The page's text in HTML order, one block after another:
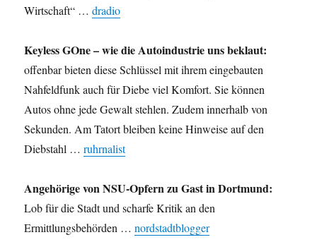
Wirtschaft“ …dradio
Keyless GOne – wie die Autoindustrie uns beklaut:
offenbar bieten diese Schlüssel mit ihrem eingebauten
Nahfeldfunk auch für Diebe viel Komfort. Sie können
Autos ohne jede Gewalt stehlen. Zudem innerhalb von
Sekunden. Am Tatort bleiben keine Hinweise auf den
Diebstahl …ruhrnalist
Angehörige von NSU-Opfern zu Gast in Dortmund:
Lob für die Stadt und scharfe Kritik an den
Ermittlungsbehörden …nordstadtblogger